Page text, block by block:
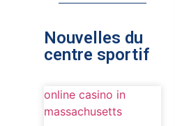
Nouvelles du
centre sportif
online casino in
massachusetts